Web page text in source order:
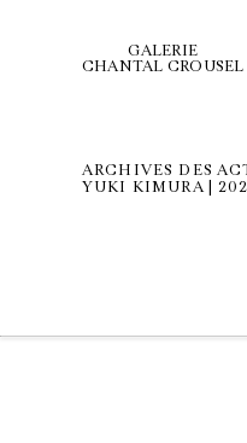
GALERIE
CHANTAL CROUSEL
ARCHIVES DES
YUKI KIMURA |